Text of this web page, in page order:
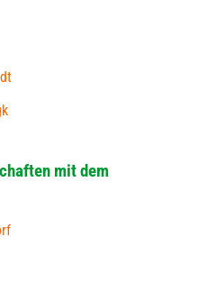
mit dem